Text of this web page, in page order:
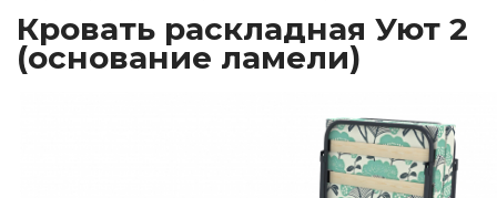
Кровать раскладная Уют 2
(основание ламели)